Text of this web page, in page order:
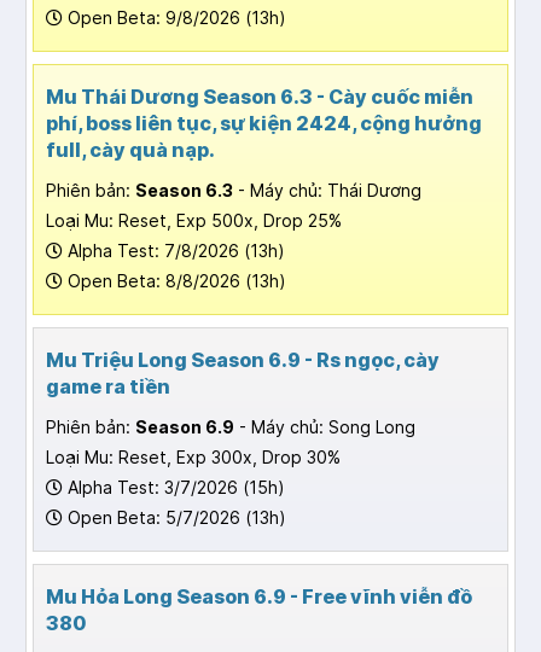
Open Beta: 9/8/2026 (13h)
Mu Thái Dương Season 6.3 - Cày cuốc miễn
phí, boss liên tục, sự kiện 2424, cộng hưởng
full, cày quà nạp.
Phiên bản: Season 6.3 - Máy chủ: Thái Dương
Loại Mu: Reset, Exp 500x, Drop 25%
Alpha Test: 7/8/2026 (13h)
Open Beta: 8/8/2026 (13h)
Mu Triệu Long Season 6.9 - Rs ngọc, cày
game ra tiền
Phiên bản: Season 6.9 - Máy chủ: Song Long
Loại Mu: Reset, Exp 300x, Drop 30%
Alpha Test: 3/7/2026 (15h)
Open Beta: 5/7/2026 (13h)
Mu Hỏa Long Season 6.9 - Free vĩnh viễn đồ
380